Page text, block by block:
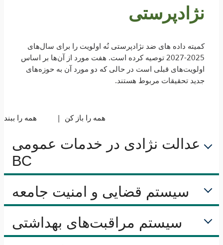
نژادپرستی
کمیته داده های ضد نژادپرستی نُه اولویت را برای سال‌های
2025-2027 توصیه کرده است. هفت مورد از آن‌ها بر اساس
اولویت‌های قبلی است در حالی که دو مورد آن به حوزه‌های
جدید تحقیقات مربوط هستند.
همه را باز کن همه را ببند
عدالت نژادی در خدمات عمومی
BC
سیستم قضایی و امنیت جامعه
سیستم مراقبت‌های بهداشتی